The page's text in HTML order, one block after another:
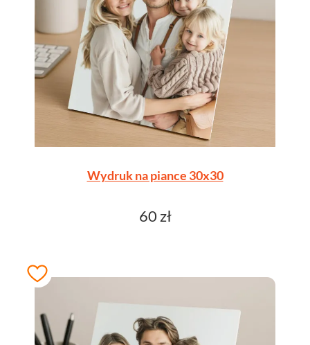
Wydruk na piance 30x30
60 zł